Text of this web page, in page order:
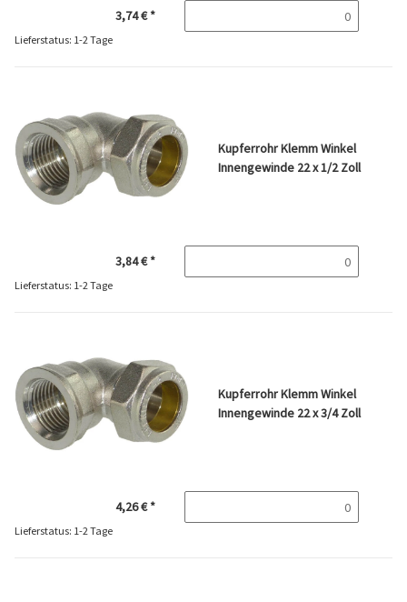
3,74 €*
Lieferstatus: 1-2 Tage
Kupferrohr Klemm Winkel
Innengewinde 22 x 1/2 Zoll
3,84 €*
Lieferstatus: 1-2 Tage
Kupferrohr Klemm Winkel
Innengewinde 22 x 3/4 Zoll
4,26 €*
Lieferstatus: 1-2 Tage